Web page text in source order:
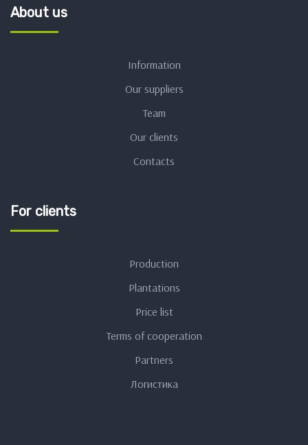
About us
Information
Our suppliers
Team
Our clients
Contacts
For clients
Production
Plantations
Price list
Terms of cooperation
Partners
Логистика